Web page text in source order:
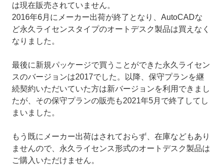
は現在販売されていません。
2016年6月にメーカー出荷が終了となり、AutoCADな
ど永久ライセンスタイプのオートデスク製品は買えなく
なりました。
最後に新規パッケージで買うことができた永久ライセン
スのバージョンは2017でした。以降、保守プランを継
続契約いただいていた方は新バージョンを利用できまし
たが、その保守プランの販売も2021年5月で終了してし
まいました。
もう既にメーカー出荷はされておらず、在庫などもあり
ませんので、永久ライセンス形式のオートデスク製品は
ご購入いただけません。